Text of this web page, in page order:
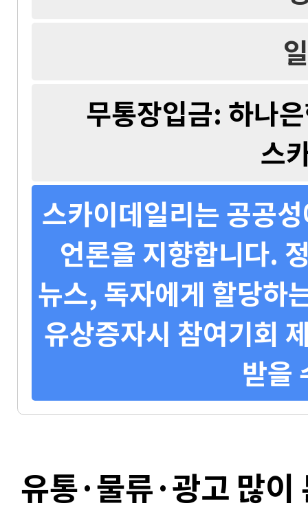
무통장입금: 하나
스
스카이데일리는 공공
언론을 지향합니다.
뉴스, 독자에게 할당하
유상증자시 참여기회
받을
유통·물류·광고 많이